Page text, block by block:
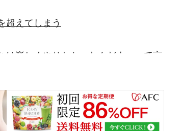
超えてしまう
は楽しくやりたかったんだよ」って言
・デンジャー」プラモデル【10日予約
」→未だかつてAIのせいで失業したG